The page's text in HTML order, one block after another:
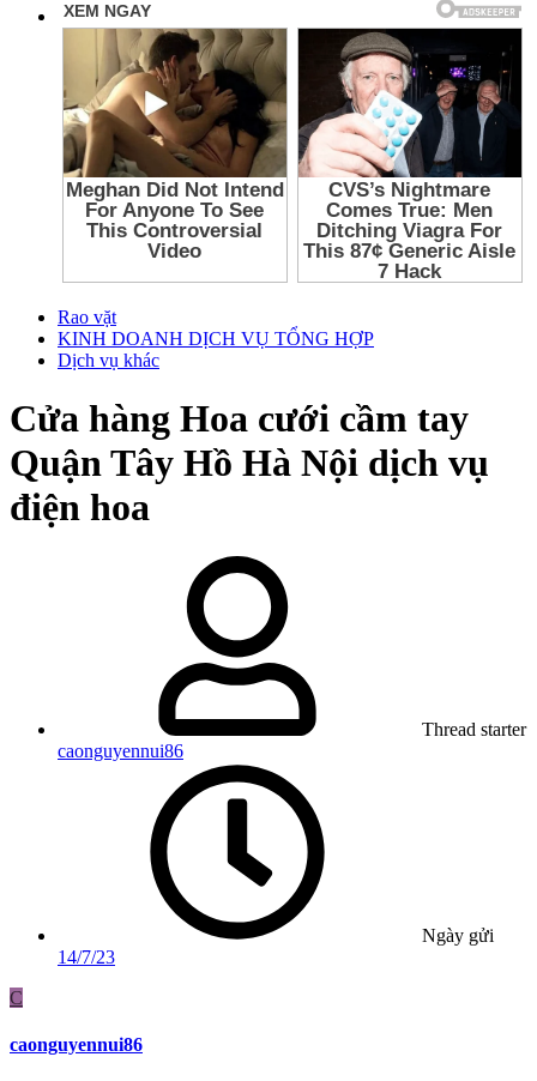
Rao vặt
KINH DOANH DỊCH VỤ TỔNG HỢP
Dịch vụ khác
Cửa hàng Hoa cưới cầm tay
Quận Tây Hồ Hà Nội dịch vụ
điện hoa
Thread starter
caonguyennui86
Ngày gửi
14/7/23
C
caonguyennui86